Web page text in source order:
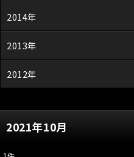
2021年10月
2014年
2013年
2012年